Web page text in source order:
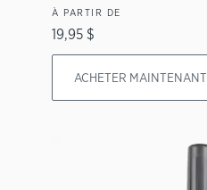
À PARTIR DE
19,95 $
ACHETER MAINTENANT